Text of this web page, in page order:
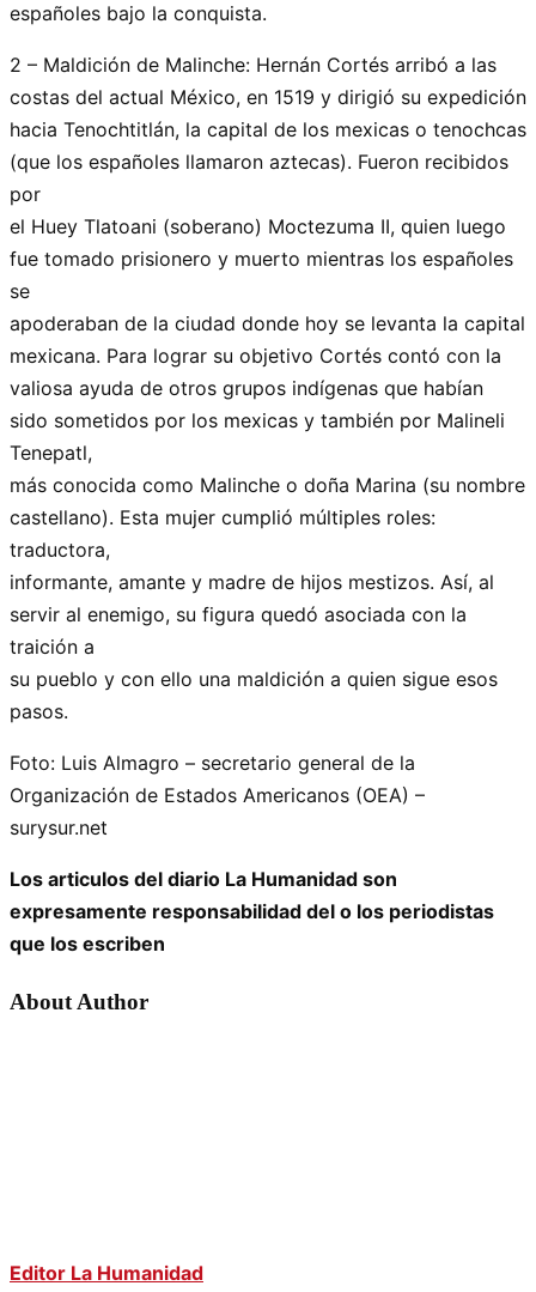
españoles bajo la conquista.
2 – Maldición de Malinche: Hernán Cortés arribó a las
costas del actual México, en 1519 y dirigió su expedición
hacia Tenochtitlán, la capital de los mexicas o tenochcas
(que los españoles llamaron aztecas). Fueron recibidos
por
el Huey Tlatoani (soberano) Moctezuma II, quien luego
fue tomado prisionero y muerto mientras los españoles
se
apoderaban de la ciudad donde hoy se levanta la capital
mexicana. Para lograr su objetivo Cortés contó con la
valiosa ayuda de otros grupos indígenas que habían
sido sometidos por los mexicas y también por Malineli
Tenepatl,
más conocida como Malinche o doña Marina (su nombre
castellano). Esta mujer cumplió múltiples roles:
traductora,
informante, amante y madre de hijos mestizos. Así, al
servir al enemigo, su figura quedó asociada con la
traición a
su pueblo y con ello una maldición a quien sigue esos
pasos.
Foto: Luis Almagro – secretario general de la
Organización de Estados Americanos (OEA) –
surysur.net
Los articulos del diario La Humanidad son
expresamente responsabilidad del o los periodistas
que los escriben
About Author
Editor La Humanidad